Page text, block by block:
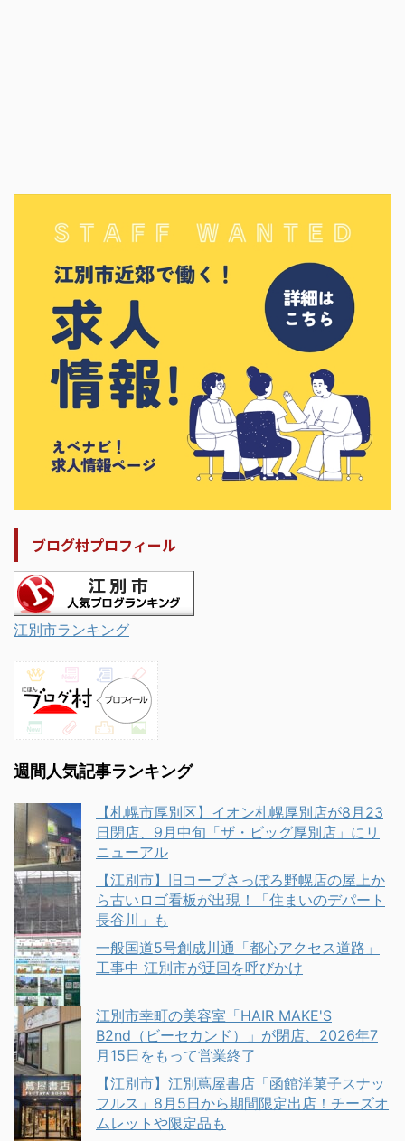
ブログ村プロフィール
江別市ランキング
週間人気記事ランキング
【札幌市厚別区】イオン札幌厚別店が8月23
日閉店、9月中旬「ザ・ビッグ厚別店」にリ
ニューアル
【江別市】旧コープさっぽろ野幌店の屋上か
ら古いロゴ看板が出現！「住まいのデパート
長谷川」も
一般国道5号創成川通「都心アクセス道路」
工事中 江別市が迂回を呼びかけ
江別市幸町の美容室「HAIR MAKE'S
B2nd（ビーセカンド）」が閉店、2026年7
月15日をもって営業終了
【江別市】江別蔦屋書店「函館洋菓子スナッ
フルス」8月5日から期間限定出店！チーズオ
ムレットや限定品も